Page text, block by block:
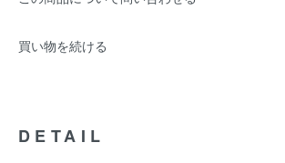
買い物を続ける
DETAIL